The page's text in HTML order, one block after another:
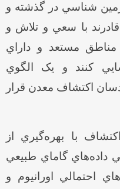
شناسي در گذشته و
با سعي و تلاش و
مناطق مستعد و داراي
کنند و يک الگوي
اکتشاف معدن قرار
با بهره‌گيري از
داده‌هاي گاماي طبيعي
احتمالي اورانيوم و